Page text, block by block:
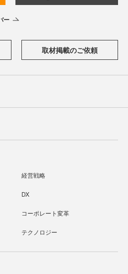
ンバー
取材掲載のご依頼
経営戦略
DX
コーポレート変革
テクノロジー